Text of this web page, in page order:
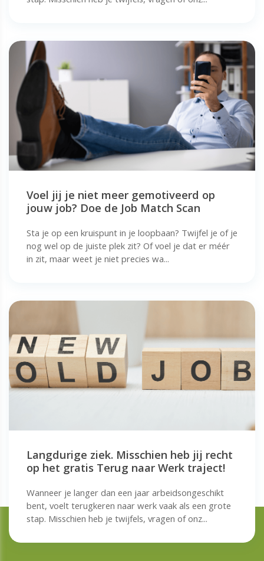
Voel jij je niet meer gemotiveerd op
jouw job? Doe de Job Match Scan
Sta je op een kruispunt in je loopbaan? Twijfel je of je
nog wel op de juiste plek zit? Of voel je dat er méér
in zit, maar weet je niet precies wa...
Langdurige ziek. Misschien heb jij recht
op het gratis Terug naar Werk traject!
Wanneer je langer dan een jaar arbeidsongeschikt
bent, voelt terugkeren naar werk vaak als een grote
stap. Misschien heb je twijfels, vragen of onz...